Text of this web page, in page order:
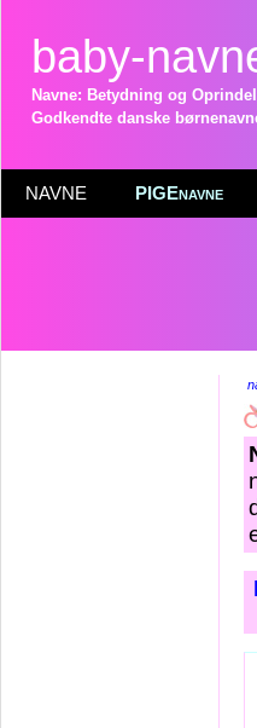
baby-
Navne: Betydning og
Godkendte danske
NAVNE PIGEnavne